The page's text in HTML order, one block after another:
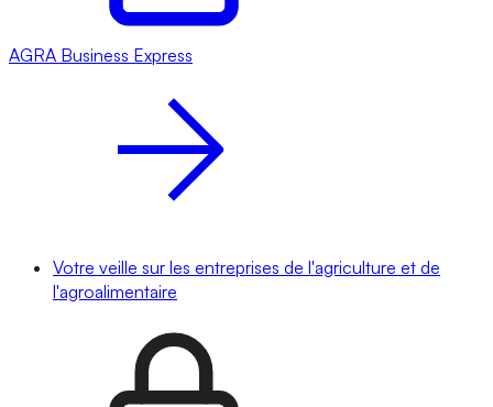
AGRA Business Express
Votre veille sur les entreprises de l'agriculture et de
l'agroalimentaire